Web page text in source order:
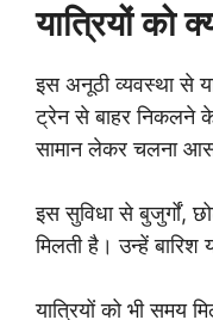
यात्रियों को
इस अनूठी व्यवस्था से
ट्रेन से बाहर निकलने
सामान लेकर चलना
इस सुविधा से बुजुर्गों,
मिलती है। उन्हें बारिश
यात्रियों को भी समय